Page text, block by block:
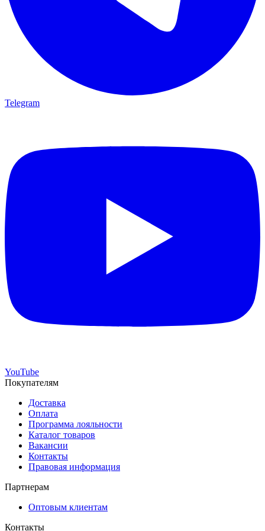
Telegram
YouTube
Покупателям
Доставка
Оплата
Программа лояльности
Каталог товаров
Вакансии
Контакты
Правовая информация
Партнерам
Оптовым клиентам
Контакты